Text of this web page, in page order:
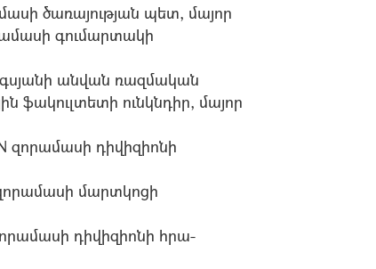
ծառայության պետ, մայոր
գումարտակի
անվան ռազմական
ունկնդիր, մայոր
դիվիզիոնի
մարտկոցի
դիվիզիոնի հրա-